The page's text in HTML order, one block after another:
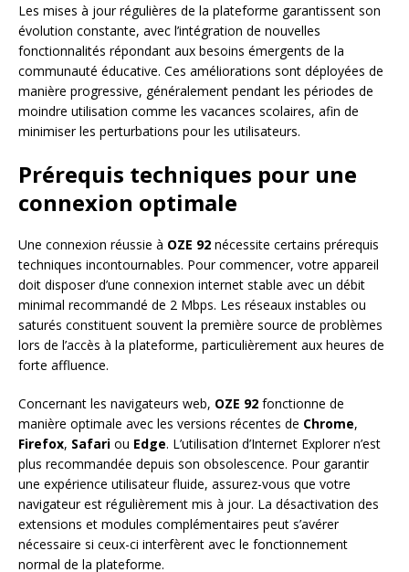
Les mises à jour régulières de la plateforme garantissent son
évolution constante, avec l’intégration de nouvelles
fonctionnalités répondant aux besoins émergents de la
communauté éducative. Ces améliorations sont déployées de
manière progressive, généralement pendant les périodes de
moindre utilisation comme les vacances scolaires, afin de
minimiser les perturbations pour les utilisateurs.
Prérequis techniques pour une
connexion optimale
Une connexion réussie à OZE 92 nécessite certains prérequis
techniques incontournables. Pour commencer, votre appareil
doit disposer d’une connexion internet stable avec un débit
minimal recommandé de 2 Mbps. Les réseaux instables ou
saturés constituent souvent la première source de problèmes
lors de l’accès à la plateforme, particulièrement aux heures de
forte affluence.
Concernant les navigateurs web, OZE 92 fonctionne de
manière optimale avec les versions récentes de Chrome,
Firefox, Safari ou Edge. L’utilisation d’Internet Explorer n’est
plus recommandée depuis son obsolescence. Pour garantir
une expérience utilisateur fluide, assurez-vous que votre
navigateur est régulièrement mis à jour. La désactivation des
extensions et modules complémentaires peut s’avérer
nécessaire si ceux-ci interfèrent avec le fonctionnement
normal de la plateforme.